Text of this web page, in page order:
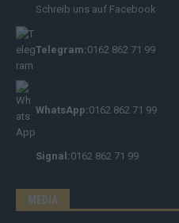
Schreib uns auf Facebook
Telegram:0162 862 71 99
WhatsApp:0162 862 71 99
Signal:0162 862 71 99
MEDIA